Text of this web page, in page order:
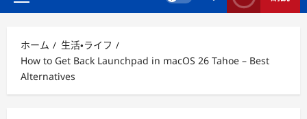
ッ
メ
メ
ニ
ュ
ー
ホーム
生活・ライフ
How to Get Back Launchpad in macOS 26 Tahoe – Best
Alternatives